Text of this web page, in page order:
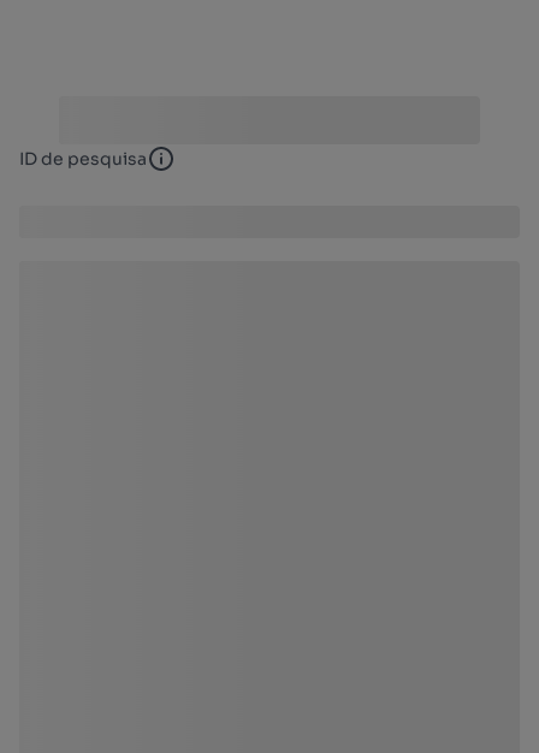
ID de pesquisa ID de pesquisa